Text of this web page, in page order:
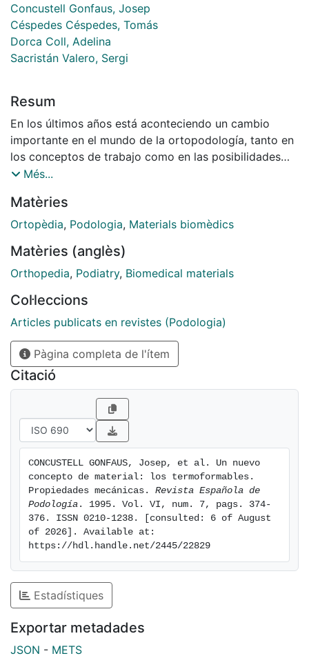
Concustell Gonfaus, Josep
Céspedes Céspedes, Tomás
Dorca Coll, Adelina
Sacristán Valero, Sergi
Resum
En los últimos años está aconteciendo un cambio
impor­tante en el mundo de la ortopodología, tanto en
los conceptos de trabajo como en las posibilidades
que brin­da la aparición de nuevos materiales. El no ser
quedemos como simples esp􀀜ctadores de un proceso
evolutivo que afortunadamente es una constante que
incorporación de nuevos materiales, podemos
destacar la aparición de los ·denominados
del poliéster, derivados del etil vinil acetato y
derivados del polietileno. Tienen en común la
característica de que su temperatura de trabajo es
sensiblemente inferior a los termoplásticos.
Més...
Matèries
Ortopèdia, Podologia, Materials biomèdics
Matèries (anglès)
Orthopedia, Podiatry, Biomedical materials
Col·leccions
Articles publicats en revistes (Podologia)
Pàgina completa de l'ítem
Citació
CONCUSTELL GONFAUS, Josep, et al. Un nuevo
concepto de material: los termoformables.
Propiedades mecánicas. Revista Española de
Podología . 1995. Vol. VI, num. 7, pags. 374-
376. ISSN 0210-1238. [consulted: 6 of August
of 2026]. Available at:
https://hdl.handle.net/2445/22829
Estadístiques
Exportar metadades
JSON - METS